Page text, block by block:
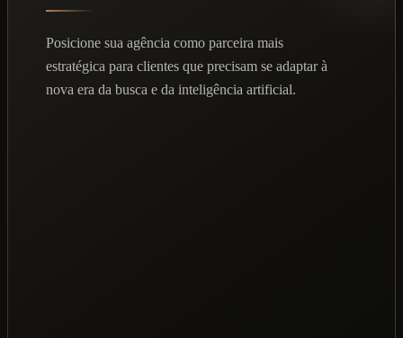
Posicione sua agência como parceira mais
estratégica para clientes que precisam se adaptar à
nova era da busca e da inteligência artificial.